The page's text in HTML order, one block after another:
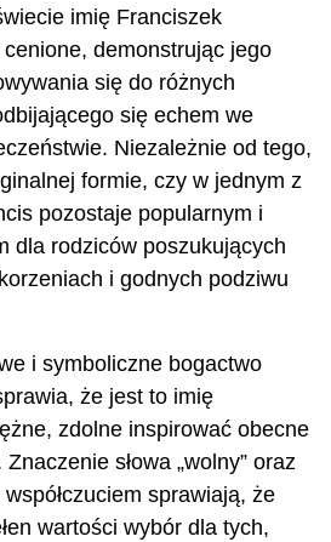
imię Franciszek
demonstrując jego
się do różnych
się echem we
Niezależnie od tego,
formie, czy w jednym z
pozostaje popularnym i
dla rodziców poszukujących
i godnych podziwu
i symboliczne bogactwo
że ​​jest to imię
zdolne inspirować obecne
słowa „wolny” oraz
sprawiają, że
wartości wybór dla tych,